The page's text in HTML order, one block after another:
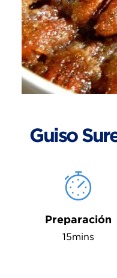
Guiso
Preparación
15mins